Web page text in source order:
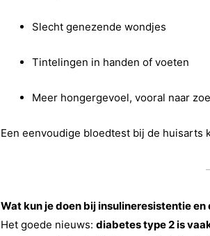
Slecht genezende wondjes
Tintelingen in handen of voeten
Meer hongergevoel, vooral naar
Een eenvoudige bloedtest bij de huisarts
Wat kun je doen bij insulineresistentie en
Het goede nieuws: diabetes type 2 is